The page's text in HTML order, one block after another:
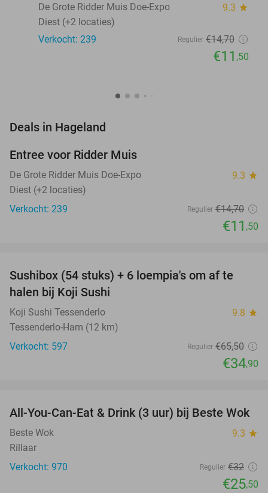
De Grote Ridder Muis Doe-Expo
9.3 star
Diest (+2 locaties)
Verkocht: 239
Regulier €14,70
€11 ,50
Deals in Hageland
TODAY
Entree voor Ridder Muis
De Grote Ridder Muis Doe-Expo 9.3 star
Diest (+2 locaties)
Verkocht: 239
Regulier €14,70
€11 ,50
47%
Sushibox (54 stuks) + 6 loempia's om af te
halen bij Koji Sushi
Koji Sushi Tessenderlo 9.8 star
Tessenderlo-Ham (12 km)
Verkocht: 597
Regulier €65,50
€34,90
20%
All-You-Can-Eat & Drink (3 uur) bij Beste Wok
Beste Wok 9.3 star
Rillaar
Verkocht: 970
Regulier €32
€25,50